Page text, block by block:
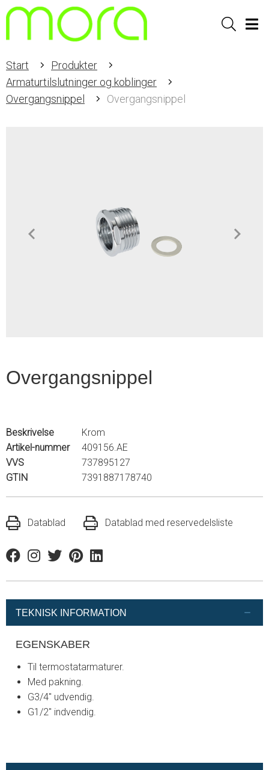
Sök
Start
Produkter
Armaturtilslutninger og koblinger
Overgangsnippel
Overgangsnippel
Overgangsnippel
Beskrivelse
Krom
Artikel-nummer
409156.AE
VVS
737895127
GTIN
7391887178740
Datablad Datablad med reservedelsliste
FacebookInstagram
TwitterPinterestLinkedin
TEKNISK INFORMATION
EGENSKABER
Til termostatarmaturer.
Med pakning.
G3/4" udvendig.
G1/2" indvendig.